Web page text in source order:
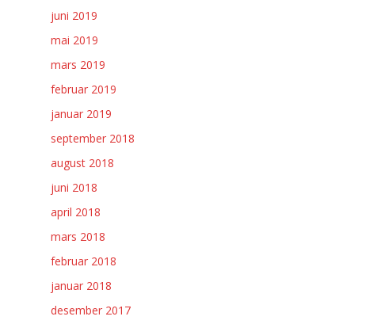
juni 2019
mai 2019
mars 2019
februar 2019
januar 2019
september 2018
august 2018
juni 2018
april 2018
mars 2018
februar 2018
januar 2018
desember 2017